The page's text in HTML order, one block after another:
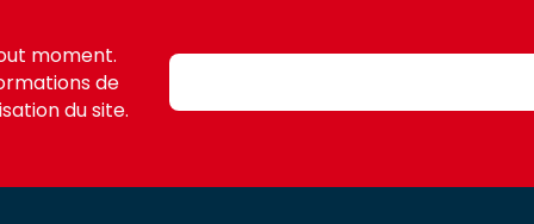
moment.
de
du site.